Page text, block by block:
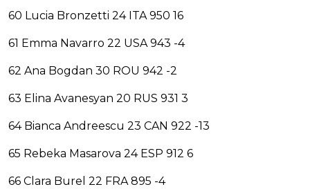
60 Lucia Bronzetti 24 ITA 950 16
61 Emma Navarro 22 USA 943 -4
62 Ana Bogdan 30 ROU 942 -2
63 Elina Avanesyan 20 RUS 931 3
64 Bianca Andreescu 23 CAN 922 -13
65 Rebeka Masarova 24 ESP 912 6
66 Clara Burel 22 FRA 895 -4